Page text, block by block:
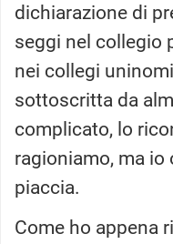
dichiarazione di
seggi nel collegio
nei collegi
sottoscritta da
complicato, lo
ragioniamo, ma io
piaccia.
Come ho appena